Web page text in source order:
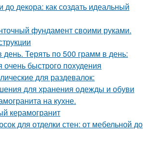
до декора: как создать идеальный
фундамент своими руками.
Терять по 500 грамм в день:
быстрого похудения
для раздевалок:
для хранения одежды и обуви
на кухне.
керамогранит
для отделки стен: от мебельной до